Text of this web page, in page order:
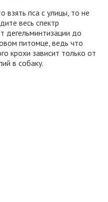
взять пса с улицы, то не
весь спектр
дегельминтизации до
питомце, ведь что
крохи зависит только от
в собаку.